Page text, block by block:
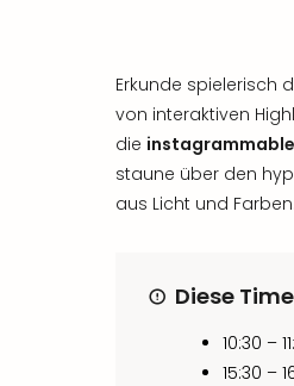
Erkunde spielerisch
von interaktiven
die
staune über den
aus Licht und Farben.
Diese
10:30 –
15:30 –